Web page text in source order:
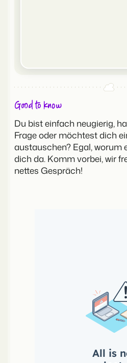
Good to know
Du bist einfach neugierig,
Frage oder möchtest dich
austauschen? Egal, worum
dich da. Komm vorbei, wir
nettes Gespräch!